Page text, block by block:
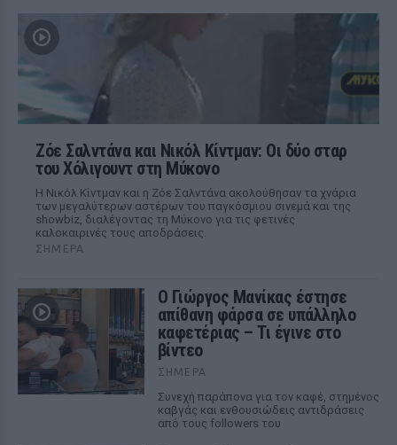
Ζόε Σαλντάνα και Νικόλ Κίντμαν: Οι δύο σταρ
του Χόλιγουντ στη Μύκονο
Η Νικόλ Κίντμαν και η Ζόε Σαλντάνα ακολούθησαν τα χνάρια
των μεγαλύτερων αστέρων του παγκόσμιου σινεμά και της
showbiz, διαλέγοντας τη Μύκονο για τις φετινές
καλοκαιρινές τους αποδράσεις.
ΣΉΜΕΡΑ
Ο Γιώργος Μανίκας έστησε
απίθανη φάρσα σε υπάλληλο
καφετέριας – Τι έγινε στο
βίντεο
ΣΉΜΕΡΑ
Συνεχή παράπονα για τον καφέ, στημένος
καβγάς και ενθουσιώδεις αντιδράσεις
από τους followers του